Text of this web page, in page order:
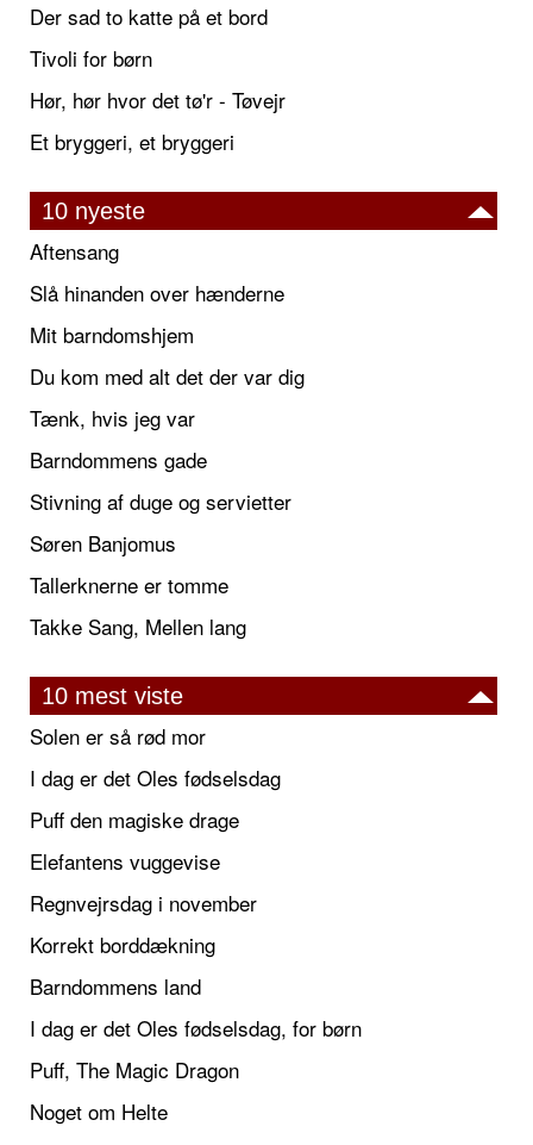
Der sad to katte på et bord
Tivoli for børn
Hør, hør hvor det tø'r - Tøvejr
Et bryggeri, et bryggeri
10 nyeste
Aftensang
Slå hinanden over hænderne
Mit barndomshjem
Du kom med alt det der var dig
Tænk, hvis jeg var
Barndommens gade
Stivning af duge og servietter
Søren Banjomus
Tallerknerne er tomme
Takke Sang, Mellen lang
10 mest viste
Solen er så rød mor
I dag er det Oles fødselsdag
Puff den magiske drage
Elefantens vuggevise
Regnvejrsdag i november
Korrekt borddækning
Barndommens land
I dag er det Oles fødselsdag, for børn
Puff, The Magic Dragon
Noget om Helte